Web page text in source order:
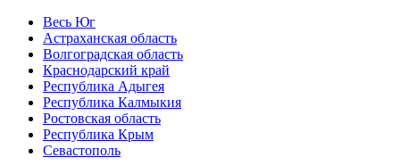
Весь Юг
Астраханская область
Волгоградская область
Краснодарский край
Республика Адыгея
Республика Калмыкия
Ростовская область
Республика Крым
Севастополь